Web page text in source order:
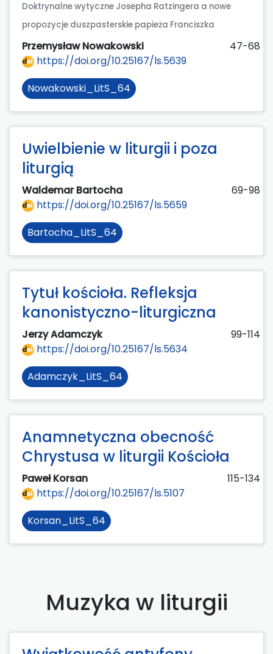
Doktrynalne wytyczne Josepha Ratzingera a nowe
propozycje duszpasterskie papieża Franciszka
Przemysław Nowakowski
47-68
https://doi.org/10.25167/ls.5639
Nowakowski_LitS_64
Uwielbienie w liturgii i poza
liturgią
Waldemar Bartocha
69-98
https://doi.org/10.25167/ls.5659
Bartocha_LitS_64
Tytuł kościoła. Refleksja
kanonistyczno-liturgiczna
Jerzy Adamczyk
99-114
https://doi.org/10.25167/ls.5634
Adamczyk_LitS_64
Anamnetyczna obecność
Chrystusa w liturgii Kościoła
Paweł Korsan
115-134
https://doi.org/10.25167/ls.5107
Korsan_LitS_64
Muzyka w liturgii